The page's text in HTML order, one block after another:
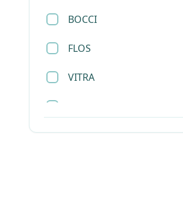
杯子
餐具
烛台
BOCCI
FLOS
VITRA
SANTA&COLE